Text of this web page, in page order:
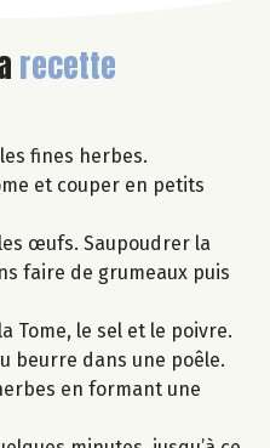
recette
fines herbes.
et couper en petits
œufs. Saupoudrer la
faire de grumeaux puis
Tome, le sel et le poivre.
beurre dans une poêle.
en formant une